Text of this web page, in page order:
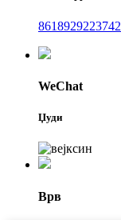
8618929223742
WeChat
Џуди
Врв